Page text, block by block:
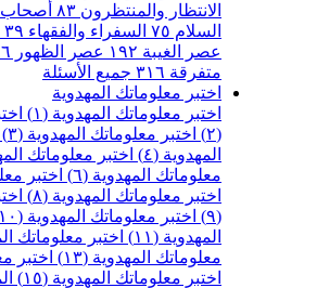
الانتظار والمنتظرون ٨٣ أصحاب
السلام ٧٥ السفراء والفقهاء ٣٩
عصر الغيبة ١٩٢ عصر الظهور
متفرقة ٣١٦ جميع الأسئلة
اختبر معلوماتك المهدوية
اختبر معلوماتك المهدوية (١)
(٢)
اختبر معلوماتك المهدوية (٣)
المهدوية (٤)
اختبر معلوماتك
معلوماتك المهدوية (٦)
اختبر
اختبر معلوماتك المهدوية (٨)
(٩)
اختبر معلوماتك المهدوية (١٠)
المهدوية (١١)
اختبر معلوماتك
معلوماتك المهدوية (١٣)
اختبر
اختبر معلوماتك المهدوية (١٥)